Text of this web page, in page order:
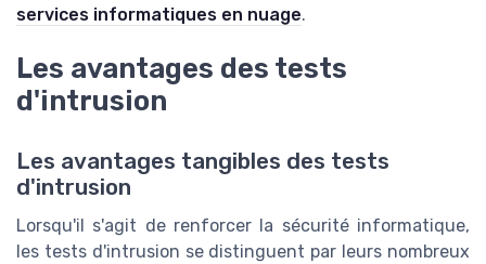
services informatiques en nuage.
Les avantages des tests
d'intrusion
Les avantages tangibles des tests
d'intrusion
Lorsqu'il s'agit de renforcer la sécurité informatique,
les tests d'intrusion se distinguent par leurs nombreux